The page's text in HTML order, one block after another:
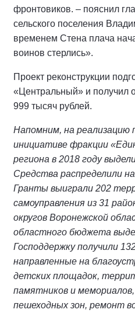
фронтовиков. – пояснил
сельского поселения
временем Стена плача
воинов стерлись».
Проект реконструкции
«Центральный» и получил
999 тысяч рублей.
Напомним, на реализацию
инициативе фракции
региона в 2018 году
Средства распределили
Гранты выиграли 202
самоуправления из 31
округов Воронежской
областного бюджета
Господдержку получили
направленные на
детских площадок,
памятников и
пешеходных зон, ремонт